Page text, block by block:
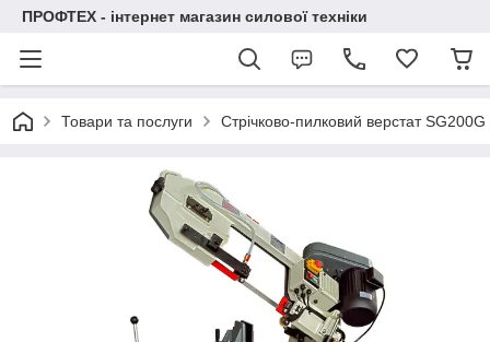
ПРОФТЕХ - інтернет магазин силової техніки
Товари та послуги Стрічково-пилковий верстат SG200G